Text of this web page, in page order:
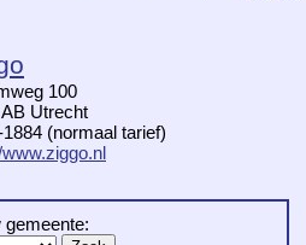
100
Utrecht
(normaal tarief)
gemeente: